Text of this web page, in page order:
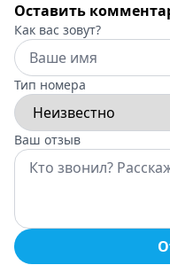
Оставить
Как вас зовут?
Тип номера
Ваш отзыв